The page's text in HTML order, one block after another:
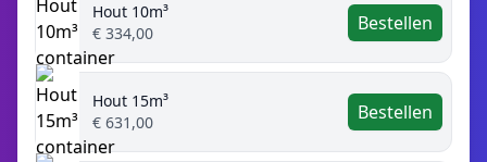
Hout 10m³
€ 334,00
Bestellen
Hout 15m³
€ 631,00
Bestellen